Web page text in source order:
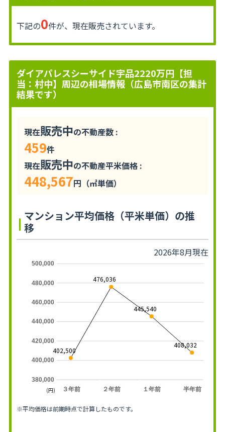
下記の0件が、現在販売されています。
ダイアパレスシーサイド宇品2220万円【担
当：村中】周辺の相場情報（広島市南区の集計
結果です）
現在販売中の不動産数 :
459件
現在販売中の不動産平米価格 :
448,567円（㎡単価）
マンション平均価格（平米単価）の推
移
2026年8月現在
３年前 ２年前 １年前 半年前
380,000
400,000
420,000
440,000
460,000
480,000
500,000
402,500
476,036
445,540
408,032
(円)
※平均価格は前期時点で計算したものです。